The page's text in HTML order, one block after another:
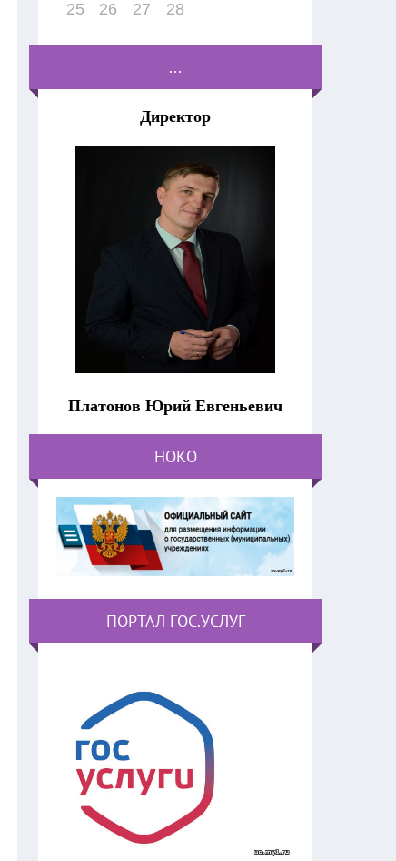
25
26 27 28
...
Директор
Платонов Юрий Евгеньевич
НОКО
ПОРТАЛ ГОС.УСЛУГ